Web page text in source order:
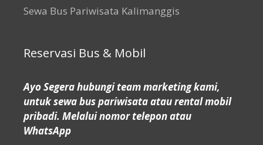
Sewa Bus Pariwisata Kalimanggis
Reservasi Bus & Mobil
Ayo Segera hubungi team marketing kami,
untuk sewa bus pariwisata atau rental mobil
pribadi. Melalui nomor telepon atau
WhatsApp